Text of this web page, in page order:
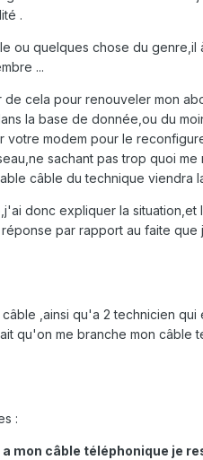
.
quelques chose du genre,il
...
cela pour renouveler mon
la base de donnée,ou du
modem pour le
sachant pas trop quoi
câble du technique viendra
donc expliquer la
par rapport au faite
,ainsi qu'a 2 technicien qui
qu'on me branche mon
:
mon câble téléphonique je